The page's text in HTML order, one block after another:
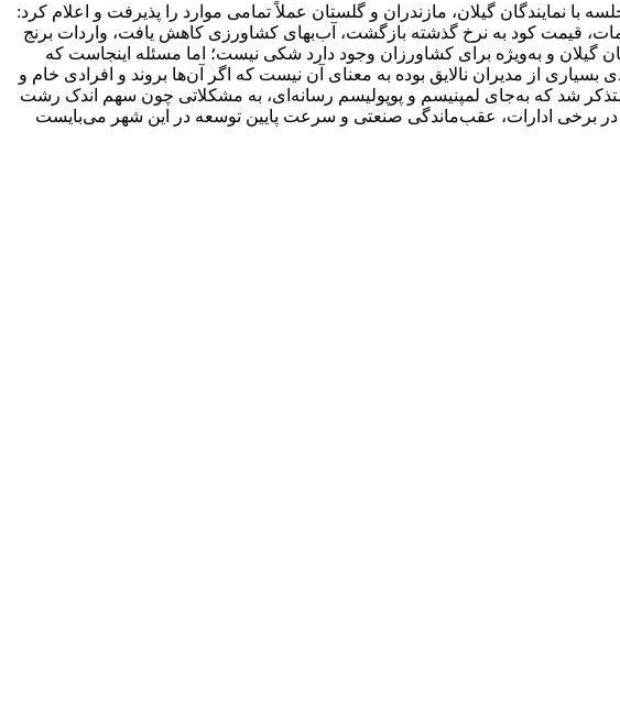
نمایندگان گیلان، مازندران و گلستان عملاً تمامی موارد را پذیرفت و اعلام کرد:
قیمت کود به نرخ گذشته بازگشت، آب‌بهای کشاورزی کاهش یافت، واردات برنج
در استان گیلان و به‌ویژه برای کشاورزان وجود دارد شکی نیست؛ اما مسئله اینجاست که
از مدیران نالایق بوده به معنای آن نیست که اگر آن‌ها بروند و افرادی خام و
شد که به‌جای لمپنیسم و پوپولیسم رسانه‌ای، به مشکلاتی چون سهم اندک رشت
برخی ادارات، عقب‌ماندگی صنعتی و سرعت پایین توسعه در این شهر می‌بایست